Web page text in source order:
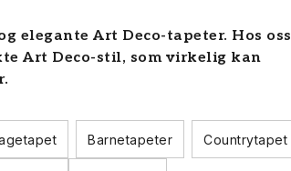
elegante Art Deco-tapeter. Hos oss
Art Deco-stil, som virkelig kan
som dominerte fra 1920-
Barnetapeter Countrytapet